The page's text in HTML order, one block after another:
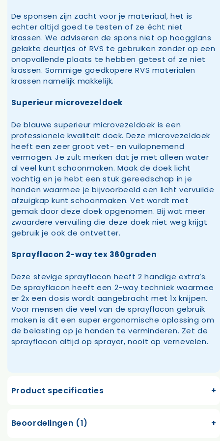
De sponsen zijn zacht voor je materiaal, het is
echter altijd goed te testen of ze écht niet
krassen. We adviseren de spons niet op hoogglans
gelakte deurtjes of RVS te gebruiken zonder op een
onopvallende plaats te hebben getest of ze niet
krassen. Sommige goedkopere RVS materialen
krassen namelijk makkelijk.
Superieur microvezeldoek
De blauwe superieur microvezeldoek is een
professionele kwaliteit doek. Deze microvezeldoek
heeft een zeer groot vet- en vuilopnemend
vermogen. Je zult merken dat je met alleen water
al veel kunt schoonmaken. Maak de doek licht
vochtig en je hebt een stuk gereedschap in je
handen waarmee je bijvoorbeeld een licht vervuilde
afzuigkap kunt schoonmaken. Vet wordt met
gemak door deze doek opgenomen. Bij wat meer
zwaardere vervuiling die deze doek niet weg krijgt
gebruik je ook de ontvetter.
Sprayflacon 2-way tex 360graden
Deze stevige sprayflacon heeft 2 handige extra’s.
De sprayflacon heeft een 2-way techniek waarmee
er 2x een dosis wordt aangebracht met 1x knijpen.
Voor mensen die veel van de sprayflacon gebruik
maken is dit een super ergonomische oplossing om
de belasting op je handen te verminderen. Zet de
sprayflacon altijd op sprayer, nooit op vernevelen.
Product specificaties
Beoordelingen (1)